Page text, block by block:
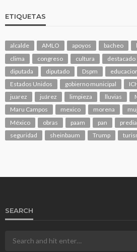
ETIQUETAS
alcalde AMLO apoyos bacheo
clima
congreso cultura destacado
diputada
diputado Dspm
Estados Unidos
gobierno municipal
juarez
juárez limpieza lluvias
Maru Campos
mexico morena
México
obras paam pan
seguridad
sheinbaum Trump
SEARCH